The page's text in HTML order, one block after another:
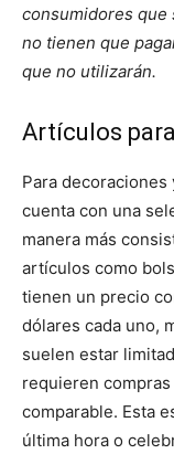
consumidores que
no tienen que
que no utilizarán.
Artículos
Para
cuenta con una
manera más
artículos como
tienen un precio
dólares cada uno,
suelen estar
requieren
comparable. Esta
última hora o